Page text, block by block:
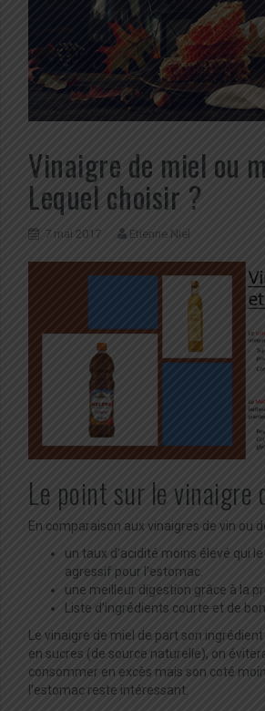
Vinaigre de miel ou
Lequel choisir ?
7 mai 2017 Etienne Niel
Le point sur le vinaigre
En comparaison aux vinaigres de vin ou
un taux d’acidité moins élevé qui
agressif pour l’estomac.
une meilleur digestion grâce à la
Liste d’ingrédients courte et de
Le vinaigre de miel de part son
en sucres (de source naturelle), on
consommer en excès mais son coté
l’estomac reste intéressant.